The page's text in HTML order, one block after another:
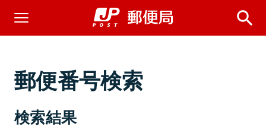
郵便番号検索
検索結果